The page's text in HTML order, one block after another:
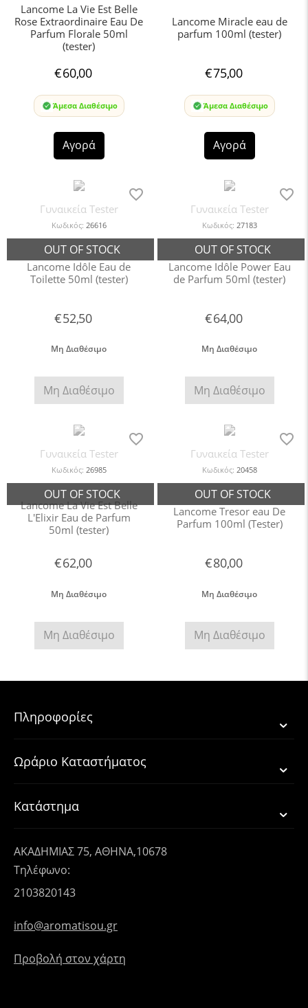
Lancome La Vie Est Belle
Rose Extraordinaire Eau De
Parfum Florale 50ml
(tester)
€60,00
Άμεσα Διαθέσιμο
Αγορά
Lancome Miracle eau de
parfum 100ml (tester)
€75,00
Άμεσα Διαθέσιμο
Αγορά
Γυναικεία Tester
Κωδικός: 26616
Lancome Idôle Eau de
Toilette 50ml (tester)
€52,50
Μη Διαθέσιμο
Μη Διαθέσιμο
Γυναικεία Tester
Κωδικός: 27183
Lancome Idôle Power Eau
de Parfum 50ml (tester)
€64,00
Μη Διαθέσιμο
Μη Διαθέσιμο
Γυναικεία Tester
Κωδικός: 26985
Lancome La Vie Est Belle
L'Elixir Eau de Parfum
50ml (tester)
€62,00
Μη Διαθέσιμο
Μη Διαθέσιμο
Γυναικεία Tester
Κωδικός: 20458
Lancome Tresor eau De
Parfum 100ml (Tester)
€80,00
Μη Διαθέσιμο
Μη Διαθέσιμο
Πληροφορίες
Ωράριο Καταστήματος
Κατάστημα
ΑΚΑΔΗΜΙΑΣ 75, ΑΘΗΝΑ,10678
Τηλέφωνο:
2103820143
info@aromatisou.gr
Προβολή στον χάρτη